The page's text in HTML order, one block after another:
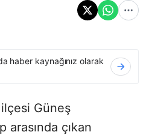
haber kaynağınız olarak
Güneş
arasında çıkan